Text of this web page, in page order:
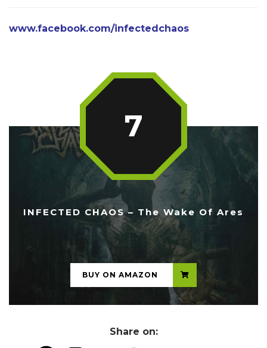
www.facebook.com/infectedchaos
INFECTED CHAOS – The Wake Of Ares
7
...
BUY ON AMAZON
Share on: